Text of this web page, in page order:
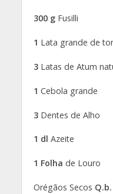
300 g Fusilli
1 Lata grande de
3Latas de Atum
1 Cebola grande
3Dentes de Alho
1 dl Azeite
1 Folha de Louro
Orégãos Secos Q.b.